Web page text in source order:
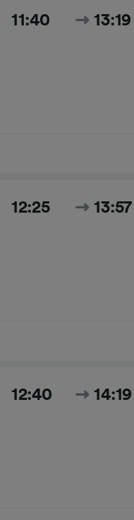
11:40 13:19
12:25 13:57
12:40 14:19